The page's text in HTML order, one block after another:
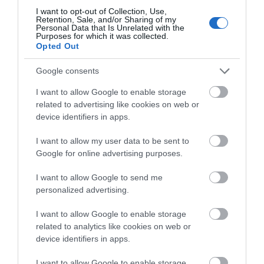
I want to opt-out of Collection, Use,
Retention, Sale, and/or Sharing of my
Personal Data that Is Unrelated with the
Purposes for which it was collected.
Opted Out
Google consents
I want to allow Google to enable storage
related to advertising like cookies on web or
device identifiers in apps.
I want to allow my user data to be sent to
Google for online advertising purposes.
I want to allow Google to send me
personalized advertising.
I want to allow Google to enable storage
related to analytics like cookies on web or
device identifiers in apps.
06.08.2026 | 21:00
«Ανάσα» για τους αγρότες στην
Εύβοια: Ολοκληρώθηκε μεγάλο
Ο λόγος που τηγανίζουμε ψάρια
του Σωτήρος – Πως θα κάνετε το
06.08.2026 | 20:20
Θρήνος στην Εύβοια: Έφυγε από
τη ζωή ο 37χρονος που είχε
τροχαίο με αγριογούρουνο
Νέο σοβαρό τροχαίο στην Εύβοια:
Τούμπαρε αυτοκίνητο
06.08.2026 | 20:00
Όλες οι τελευταίες ειδήσεις
ΠΕΡΙΣΣΟΤΕΡΑ ΑΠΟ ΨΥΧΑΓΩΓΙΑ
Ο λόγος που
Σωτήρος – Πως θα
κάνετε το τέλειο
μαγείρεμα
Βίντεο από τη Σύμη